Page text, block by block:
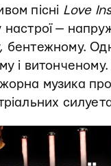
пісні Love
настрої —
бентежному.
і
музика